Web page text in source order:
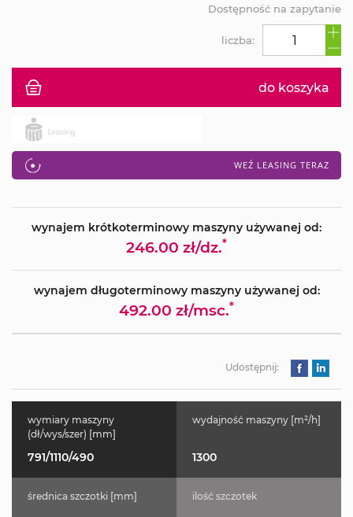
do koszyka
WEŹ LEASING TERAZ
liczba:
Dostępność na zapytanie
wynajem krótkoterminowy maszyny używanej od:
246.00 zł/dz.*
wynajem długoterminowy maszyny używanej od:
492.00 zł/msc.*
Udostępnij:
wymiary maszyny
(dł/wys/szer) [mm]
791/1110/490
wydajność maszyny [m²/h]
1300
średnica szczotki [mm] ilość szczotek